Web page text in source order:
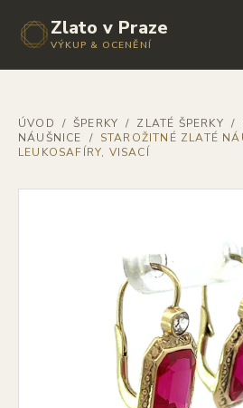
Zlato v Praze
VÝKUP & OCENĚNÍ
ÚVOD / ŠPERKY / ZLATÉ ŠPERKY /
NÁUŠNICE
/ STAROŽITNÉ ZLATÉ
LEUKOSAFÍRY, VISACÍ